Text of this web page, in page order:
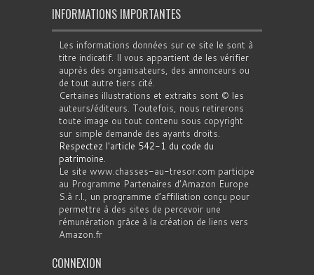
INFORMATIONS IMPORTANTES
Les informations données sur ce site le sont à
titre indicatif. Il vous appartient de les vérifier
auprès des organisateurs, des annonceurs ou
de tout autre tiers cité.
Certaines illustrations et extraits sont © les
auteurs/éditeurs. Toutefois, nous retirerons
toute image ou tout contenu sous copyright
sur simple demande des ayants droits.
Respectez l'article 542-1 du code du
patrimoine.
Le site www.chasses-au-tresor.com participe
au Programme Partenaires d’Amazon Europe
S.à r.l., un programme d’affiliation conçu pour
permettre à des sites de percevoir une
rémunération grâce à la création de liens vers
Amazon.fr
CONNEXION